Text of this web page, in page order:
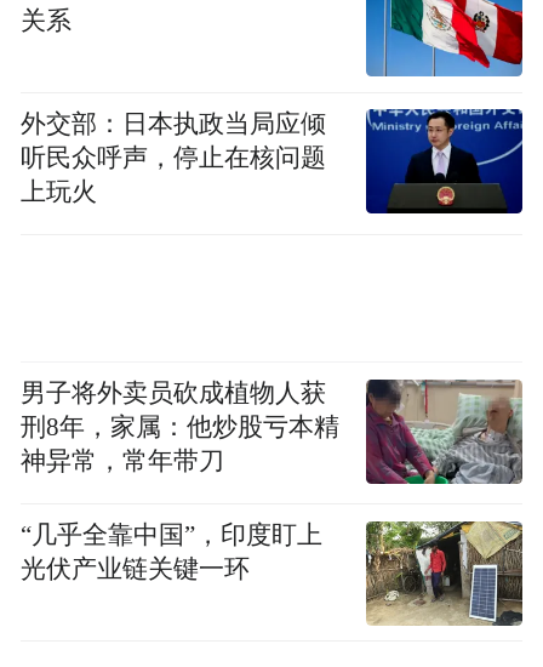
关系
外交部：日本执政当局应倾
听民众呼声，停止在核问题
上玩火
男子将外卖员砍成植物人获
刑8年，家属：他炒股亏本精
神异常，常年带刀
“几乎全靠中国”，印度盯上
光伏产业链关键一环